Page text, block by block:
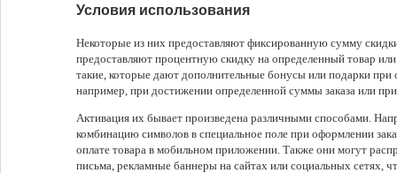
Условия использования
Некоторые из них предоставляют фиксированную сумму
предоставляют процентную скидку на определенный товар
такие, которые дают дополнительные бонусы или подарки при
например, при достижении определенной суммы заказа или
Активация их бывает произведена различными способами.
комбинацию символов в специальное поле при оформлении
оплате товара в мобильном приложении. Также они могут
письма, рекламные баннеры на сайтах или социальных сетях,